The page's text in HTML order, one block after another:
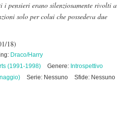
pensieri erano silenziosamente rivolti a
solo per colui che possedeva due
18)
Draco/Harry
(1991-1998) Genere: Introspettivo
Serie: Nessuno
Sfide: Nessuno